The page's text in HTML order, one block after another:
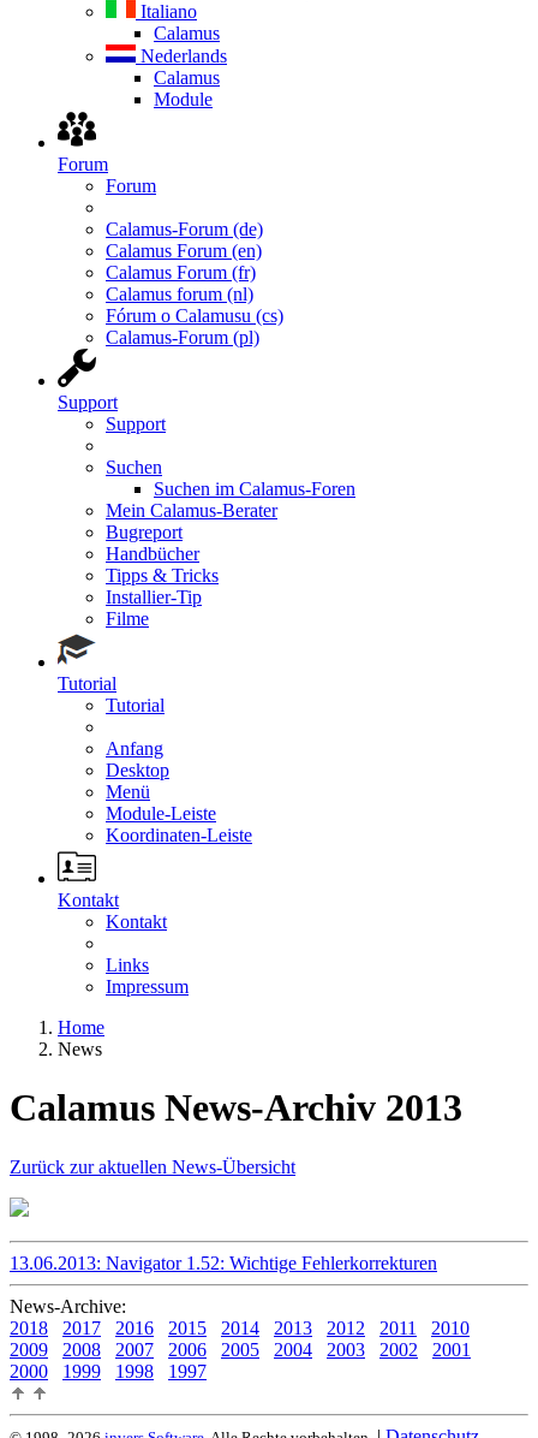
Italiano
Calamus
Nederlands
Calamus
Module
Forum
Forum
Calamus-Forum (de)
Calamus Forum (en)
Calamus Forum (fr)
Calamus forum (nl)
Fórum o Calamusu (cs)
Calamus-Forum (pl)
Support
Support
Suchen
Suchen im Calamus-Foren
Mein Calamus-Berater
Bugreport
Handbücher
Tipps & Tricks
Installier-Tip
Filme
Tutorial
Tutorial
Anfang
Desktop
Menü
Module-Leiste
Koordinaten-Leiste
Kontakt
Kontakt
Links
Impressum
Home
News
Calamus News-Archiv 2013
Zurück zur aktuellen News-Übersicht
13.06.2013: Navigator 1.52: Wichtige Fehlerkorrekturen
News-Archive:
2018
2017 2016 2015 2014 2013 2012 2011
2010
2009
2008 2007 2006 2005 2004 2003 2002
2001
2000
1999 1998 1997